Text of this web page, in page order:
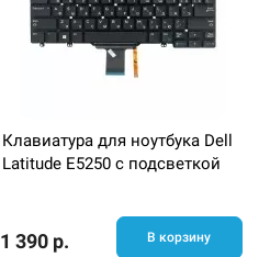
Клавиатура для ноутбука Dell
Latitude E5250 с подсветкой
1 390 р. В корзину